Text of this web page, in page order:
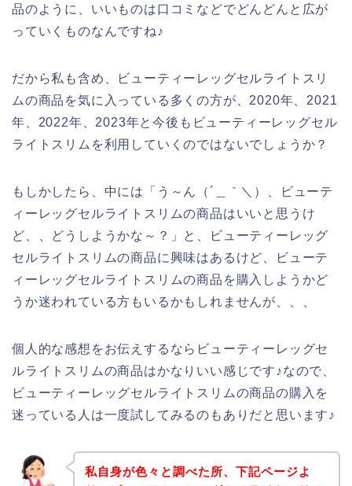
品のように、いいものは口コミなどでどんどんと広が
っていくものなんですね♪
だから私も含め、ビューティーレッグセルライトスリ
ムの商品を気に入っている多くの方が、2020年、2021
年、2022年、2023年と今後もビューティーレッグセル
ライトスリムを利用していくのではないでしょうか？
もしかしたら、中には「う～ん（´＿｀＼）、ビューテ
ィーレッグセルライトスリムの商品はいいと思うけ
ど、、どうしようかな～？」と、ビューティーレッグ
セルライトスリムの商品に興味はあるけど、ビューテ
ィーレッグセルライトスリムの商品を購入しようかど
うか迷われている方もいるかもしれませんが、、、
個人的な感想をお伝えするならビューティーレッグセ
ルライトスリムの商品はかなりいい感じです♪なので、
ビューティーレッグセルライトスリムの商品の購入を
迷っている人は一度試してみるのもありだと思います♪
私自身が色々と調べた所、下記ページよ